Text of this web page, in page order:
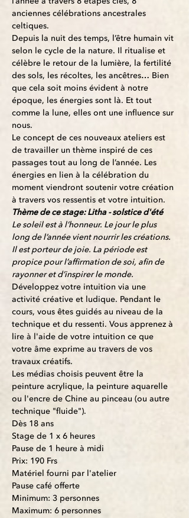
anciennes célébrations ancestrales
celtiques.
Depuis la nuit des temps, l’être humain vit
selon le cycle de la nature. Il ritualise et
célèbre le retour de la lumière, la fertilité
des sols, les récoltes, les ancêtres… Bien
que cela soit moins évident à notre
époque, les énergies sont là. Et tout
comme la lune, elles ont une influence sur
nous.
Le concept de ces nouveaux ateliers est
de travailler un thème inspiré de ces
passages tout au long de l’année. Les
énergies en lien à la célébration du
moment viendront soutenir votre création
à travers vos ressentis et votre intuition.
Thème de ce stage: Litha - solstice d'été
Le soleil est à l’honneur. Le jour le plus
long de l’année vient nourrir les créations.
Il est porteur de joie. La période est
propice pour l’affirmation de soi, afin de
rayonner et d’inspirer le monde.
Développez votre intuition via une
activité créative et ludique. Pendant le
cours, vous êtes guidés au niveau de la
technique et du ressenti. Vous apprenez à
lire à l'aide de votre intuition ce que
votre âme exprime au travers de vos
travaux créatifs.
Les médias choisis peuvent être la
peinture acrylique, la peinture aquarelle
ou l'encre de Chine au pinceau (ou autre
technique "fluide").
Dès 18 ans
Stage de 1 x 6 heures
Pause de 1 heure à midi
Prix: 190 Frs
Matériel fourni par l'atelier
Pause café offerte
Minimum: 3 personnes
Maximum: 6 personnes